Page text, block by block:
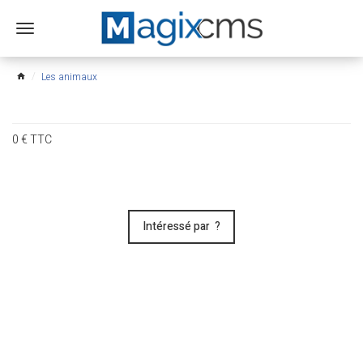
Ouvrir
menu
home Les animaux
0€TTC
Intéressé par ?